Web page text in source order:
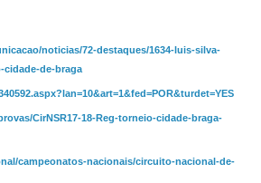
noticias/72-destaques/1634-luis-silva-
de-braga
CirNSR17-18-Reg-torneio-cidade-braga-
campeonatos-nacionais/circuito-nacional-de-